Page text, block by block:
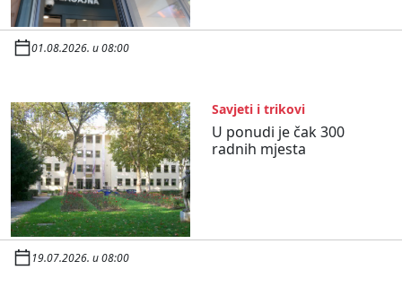
01.08.2026. u 08:00
Savjeti i trikovi
U ponudi je čak 300
radnih mjesta
19.07.2026. u 08:00